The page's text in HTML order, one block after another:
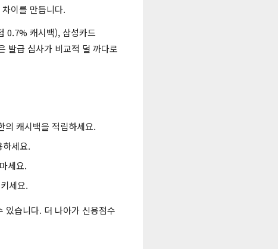
이를 만듭니다.
0.7% 캐시백), 삼성카드
발급 심사가 비교적 덜 까다로
의 캐시백을 적립하세요.
세요.
세요.
세요.
있습니다. 더 나아가 신용점수